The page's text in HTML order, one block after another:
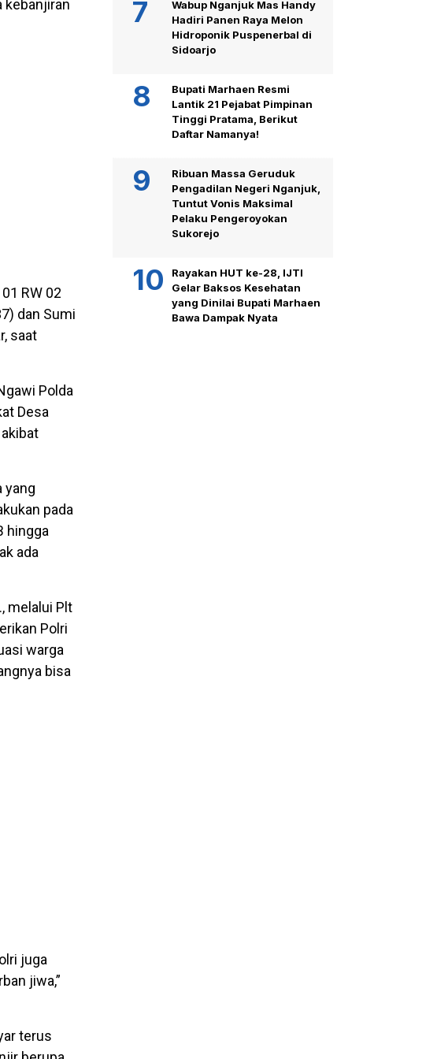
kebanjiran
RW 02
dan Sumi
saat
Polda
Desa
yang
pada
hingga
ada
melalui Plt
Polri
warga
bisa
juga
jiwa,”
terus
Wabup Nganjuk Mas Handy
Hadiri Panen Raya Melon
Hidroponik Puspenerbal di
Sidoarjo
Bupati Marhaen Resmi
Lantik 21 Pejabat Pimpinan
Tinggi Pratama, Berikut
Daftar Namanya!
Ribuan Massa Geruduk
Pengadilan Negeri Nganjuk,
Tuntut Vonis Maksimal
Pelaku Pengeroyokan
Sukorejo
Rayakan HUT ke-28, IJTI
Gelar Baksos Kesehatan
yang Dinilai Bupati Marhaen
Bawa Dampak Nyata